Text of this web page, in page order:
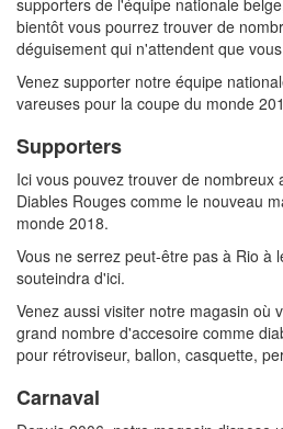
supporters de l'équipe nationale
bientôt vous pourrez trouver de
déguisement qui n'attendent que
Venez supporter notre équipe
vareuses pour la coupe du monde
Supporters
Ici vous pouvez trouver de nombreux
Diables Rouges comme le nouveau
monde 2018.
Vous ne serrez peut-être pas à Rio à
souteindra d'ici.
Venez aussi visiter notre magasin où
grand nombre d'accesoire comme
pour rétroviseur, ballon, casquette,
Carnaval